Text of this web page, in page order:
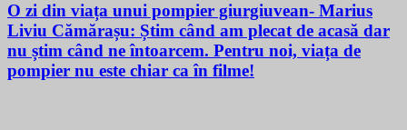
O zi din viața unui pompier giurgiuvean- Marius
Liviu Cămărașu: Știm când am plecat de acasă dar
nu știm când ne întoarcem. Pentru noi, viața de
pompier nu este chiar ca în filme!